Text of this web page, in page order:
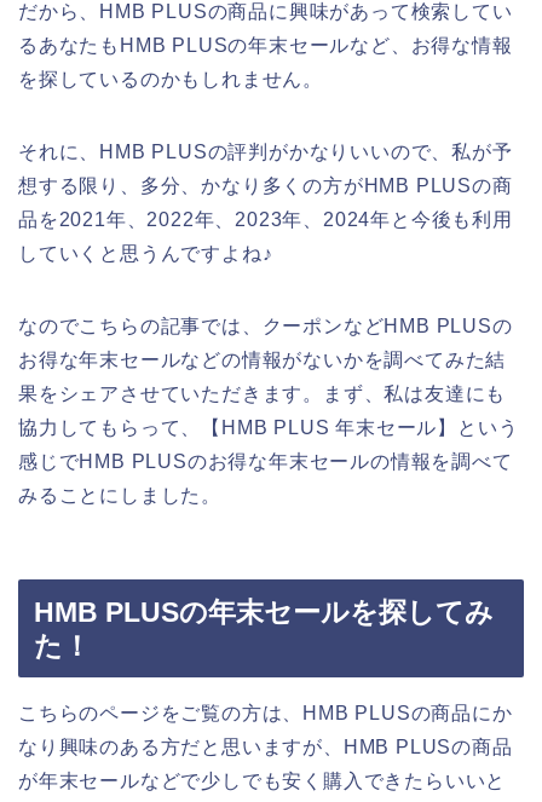
だから、HMB PLUSの商品に興味があって検索してい
るあなたもHMB PLUSの年末セールなど、お得な情報
を探しているのかもしれません。
それに、HMB PLUSの評判がかなりいいので、私が予
想する限り、多分、かなり多くの方がHMB PLUSの商
品を2021年、2022年、2023年、2024年と今後も利用
していくと思うんですよね♪
なのでこちらの記事では、クーポンなどHMB PLUSの
お得な年末セールなどの情報がないかを調べてみた結
果をシェアさせていただきます。まず、私は友達にも
協力してもらって、【HMB PLUS 年末セール】という
感じでHMB PLUSのお得な年末セールの情報を調べて
みることにしました。
HMB PLUSの年末セールを探してみ
た！
こちらのページをご覧の方は、HMB PLUSの商品にか
なり興味のある方だと思いますが、HMB PLUSの商品
が年末セールなどで少しでも安く購入できたらいいと